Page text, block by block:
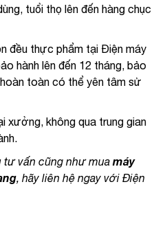
tuổi thọ lên đến hàng chục
đều thực phẩm tại Điện máy
hành lên đến 12 tháng, bảo
toàn có thể yên tâm sử
xưởng, không qua trung gian
tư vấn cũng như mua máy
, hãy liên hệ ngay với Điện